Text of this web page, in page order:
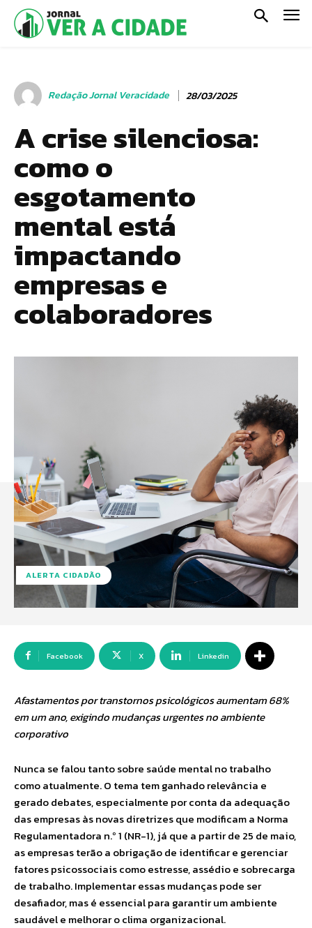
Redação Jornal Veracidade 28/03/2025
A crise silenciosa:
como o
esgotamento
mental está
impactando
empresas e
colaboradores
ALERTA CIDADÃO
Facebook X Linkedin
Afastamentos por transtornos psicológicos aumentam 68%
em um ano, exigindo mudanças urgentes no ambiente
corporativo
Nunca se falou tanto sobre saúde mental no trabalho
como atualmente. O tema tem ganhado relevância e
gerado debates, especialmente por conta da adequação
das empresas às novas diretrizes que modificam a Norma
Regulamentadora n.º 1 (NR-1), já que a partir de 25 de maio,
as empresas terão a obrigação de identificar e gerenciar
fatores psicossociais como estresse, assédio e sobrecarga
de trabalho. Implementar essas mudanças pode ser
desafiador, mas é essencial para garantir um ambiente
saudável e melhorar o clima organizacional.